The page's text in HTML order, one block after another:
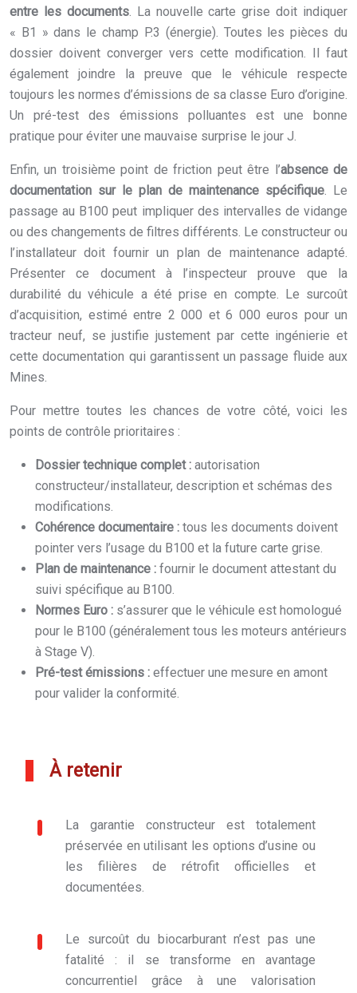
entre les documents. La nouvelle carte grise doit indiquer
« B1 » dans le champ P.3 (énergie). Toutes les pièces du
dossier doivent converger vers cette modification. Il faut
également joindre la preuve que le véhicule respecte
toujours les normes d’émissions de sa classe Euro d’origine.
Un pré-test des émissions polluantes est une bonne
pratique pour éviter une mauvaise surprise le jour J.
Enfin, un troisième point de friction peut être l’absence de
documentation sur le plan de maintenance spécifique. Le
passage au B100 peut impliquer des intervalles de vidange
ou des changements de filtres différents. Le constructeur ou
l’installateur doit fournir un plan de maintenance adapté.
Présenter ce document à l’inspecteur prouve que la
durabilité du véhicule a été prise en compte. Le surcoût
d’acquisition, estimé entre 2 000 et 6 000 euros pour un
tracteur neuf, se justifie justement par cette ingénierie et
cette documentation qui garantissent un passage fluide aux
Mines.
Pour mettre toutes les chances de votre côté, voici les
points de contrôle prioritaires :
Dossier technique complet : autorisation
constructeur/installateur, description et schémas des
modifications.
Cohérence documentaire : tous les documents doivent
pointer vers l’usage du B100 et la future carte grise.
Plan de maintenance : fournir le document attestant du
suivi spécifique au B100.
Normes Euro : s’assurer que le véhicule est homologué
pour le B100 (généralement tous les moteurs antérieurs
à Stage V).
Pré-test émissions : effectuer une mesure en amont
pour valider la conformité.
À retenir
La garantie constructeur est totalement
préservée en utilisant les options d’usine ou
les filières de rétrofit officielles et
documentées.
Le surcoût du biocarburant n’est pas une
fatalité : il se transforme en avantage
concurrentiel grâce à une valorisation